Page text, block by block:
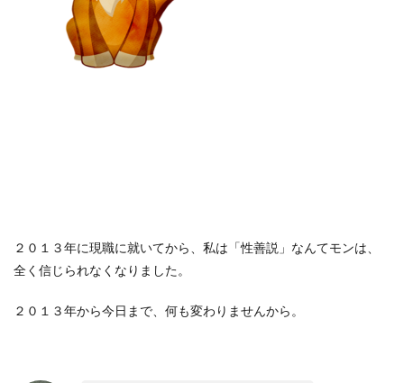
２０１３年に現職に就いてから、私は「性善説」なんてモンは、
全く信じられなくなりました。
２０１３年から今日まで、何も変わりませんから。